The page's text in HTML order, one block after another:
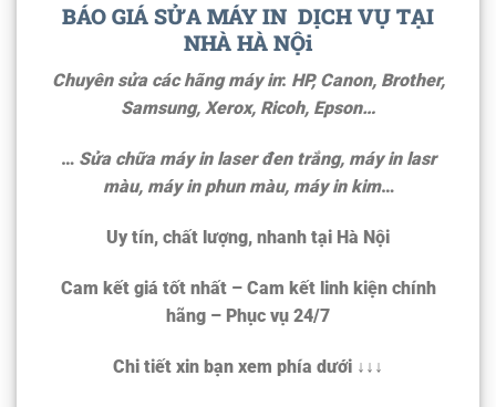
BÁO GIÁ SỬA MÁY IN DỊCH VỤ TẠI
NHÀ HÀ NỘi
Chuyên sửa các hãng máy in: HP, Canon, Brother,
Samsung, Xerox, Ricoh, Epson…
… Sửa chữa máy in laser đen trắng, máy in lasr
màu, máy in phun màu, máy in kim…
Uy tín, chất lượng, nhanh tại Hà Nội
Cam kết giá tốt nhất – Cam kết linh kiện chính
hãng – Phục vụ 24/7
Chi tiết xin bạn xem phía dưới ↓↓↓